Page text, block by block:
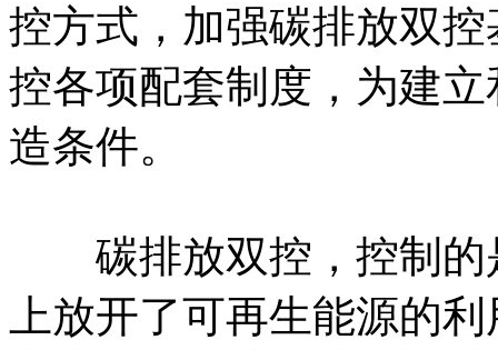
控方式，加强碳排放双
控各项配套制度，为建
造条件。
碳排放双控，控制的
上放开了可再生能源的